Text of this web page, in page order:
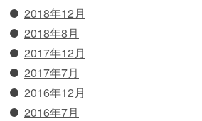
2018年12月
2018年8月
2017年12月
2017年7月
2016年12月
2016年7月